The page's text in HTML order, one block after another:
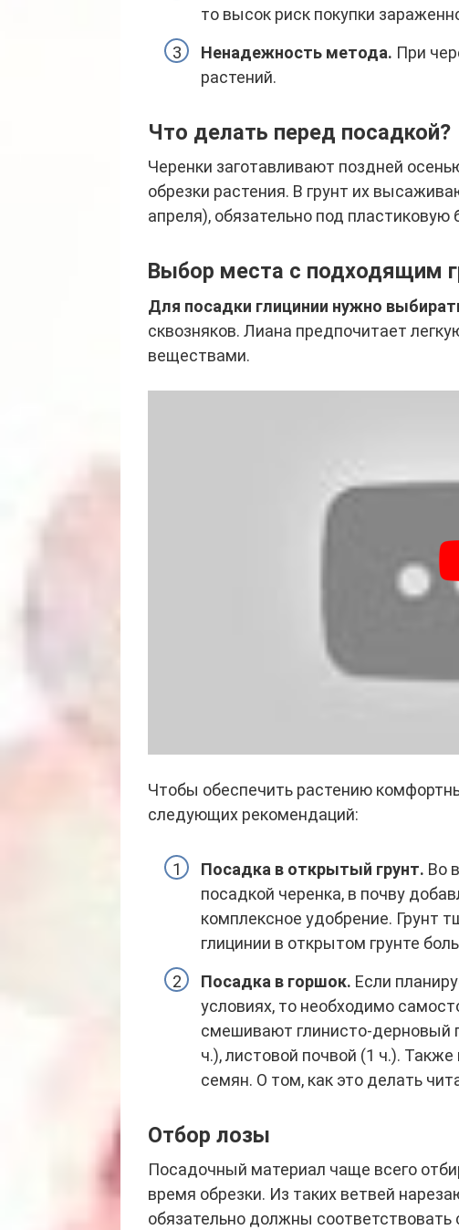
то высок риск покупки
Ненадежность метода. При
растений.
Что делать перед посадкой?
Черенки заготавливают поздней
обрезки растения. В грунт их
апреля), обязательно под пластиковую
Выбор места с подходящим
Для посадки глицинии нужно
сквозняков. Лиана предпочитает
веществами.
Чтобы обеспечить растению
следующих рекомендаций:
Посадка в открытый грунт. Во
посадкой черенка, в почву
комплексное удобрение. Грунт
глицинии в открытом грунте
Посадка в горшок. Если
условиях, то необходимо
смешивают глинисто-дерновый
ч.), листовой почвой (1 ч.).
семян. О том, как это делать
Отбор лозы
Посадочный материал чаще всего
время обрезки. Из таких ветвей
обязательно должны